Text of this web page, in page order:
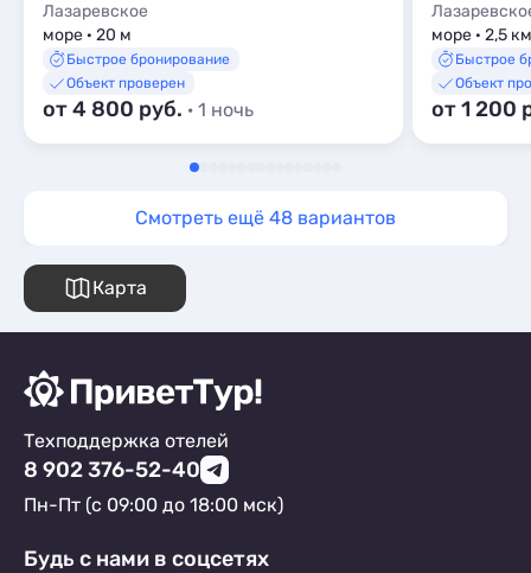
Лазаревское
море · 20 м
Быстрое бронирование
Объект проверен
от 4 800 руб. · 1 ночь
море · 2,5 км
Быстрое
Объект
от 1 200
Смотреть ещё 48 вариантов
Карта
Техподдержка отелей
8 902 376-52-40
Пн-Пт (с 09:00 до 18:00 мск)
Будь с нами в соцсетях